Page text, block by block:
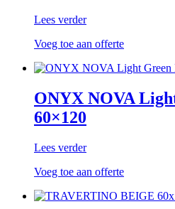
Lees verder
Voeg toe aan offerte
ONYX NOVA
60×120
Lees verder
Voeg toe aan offerte